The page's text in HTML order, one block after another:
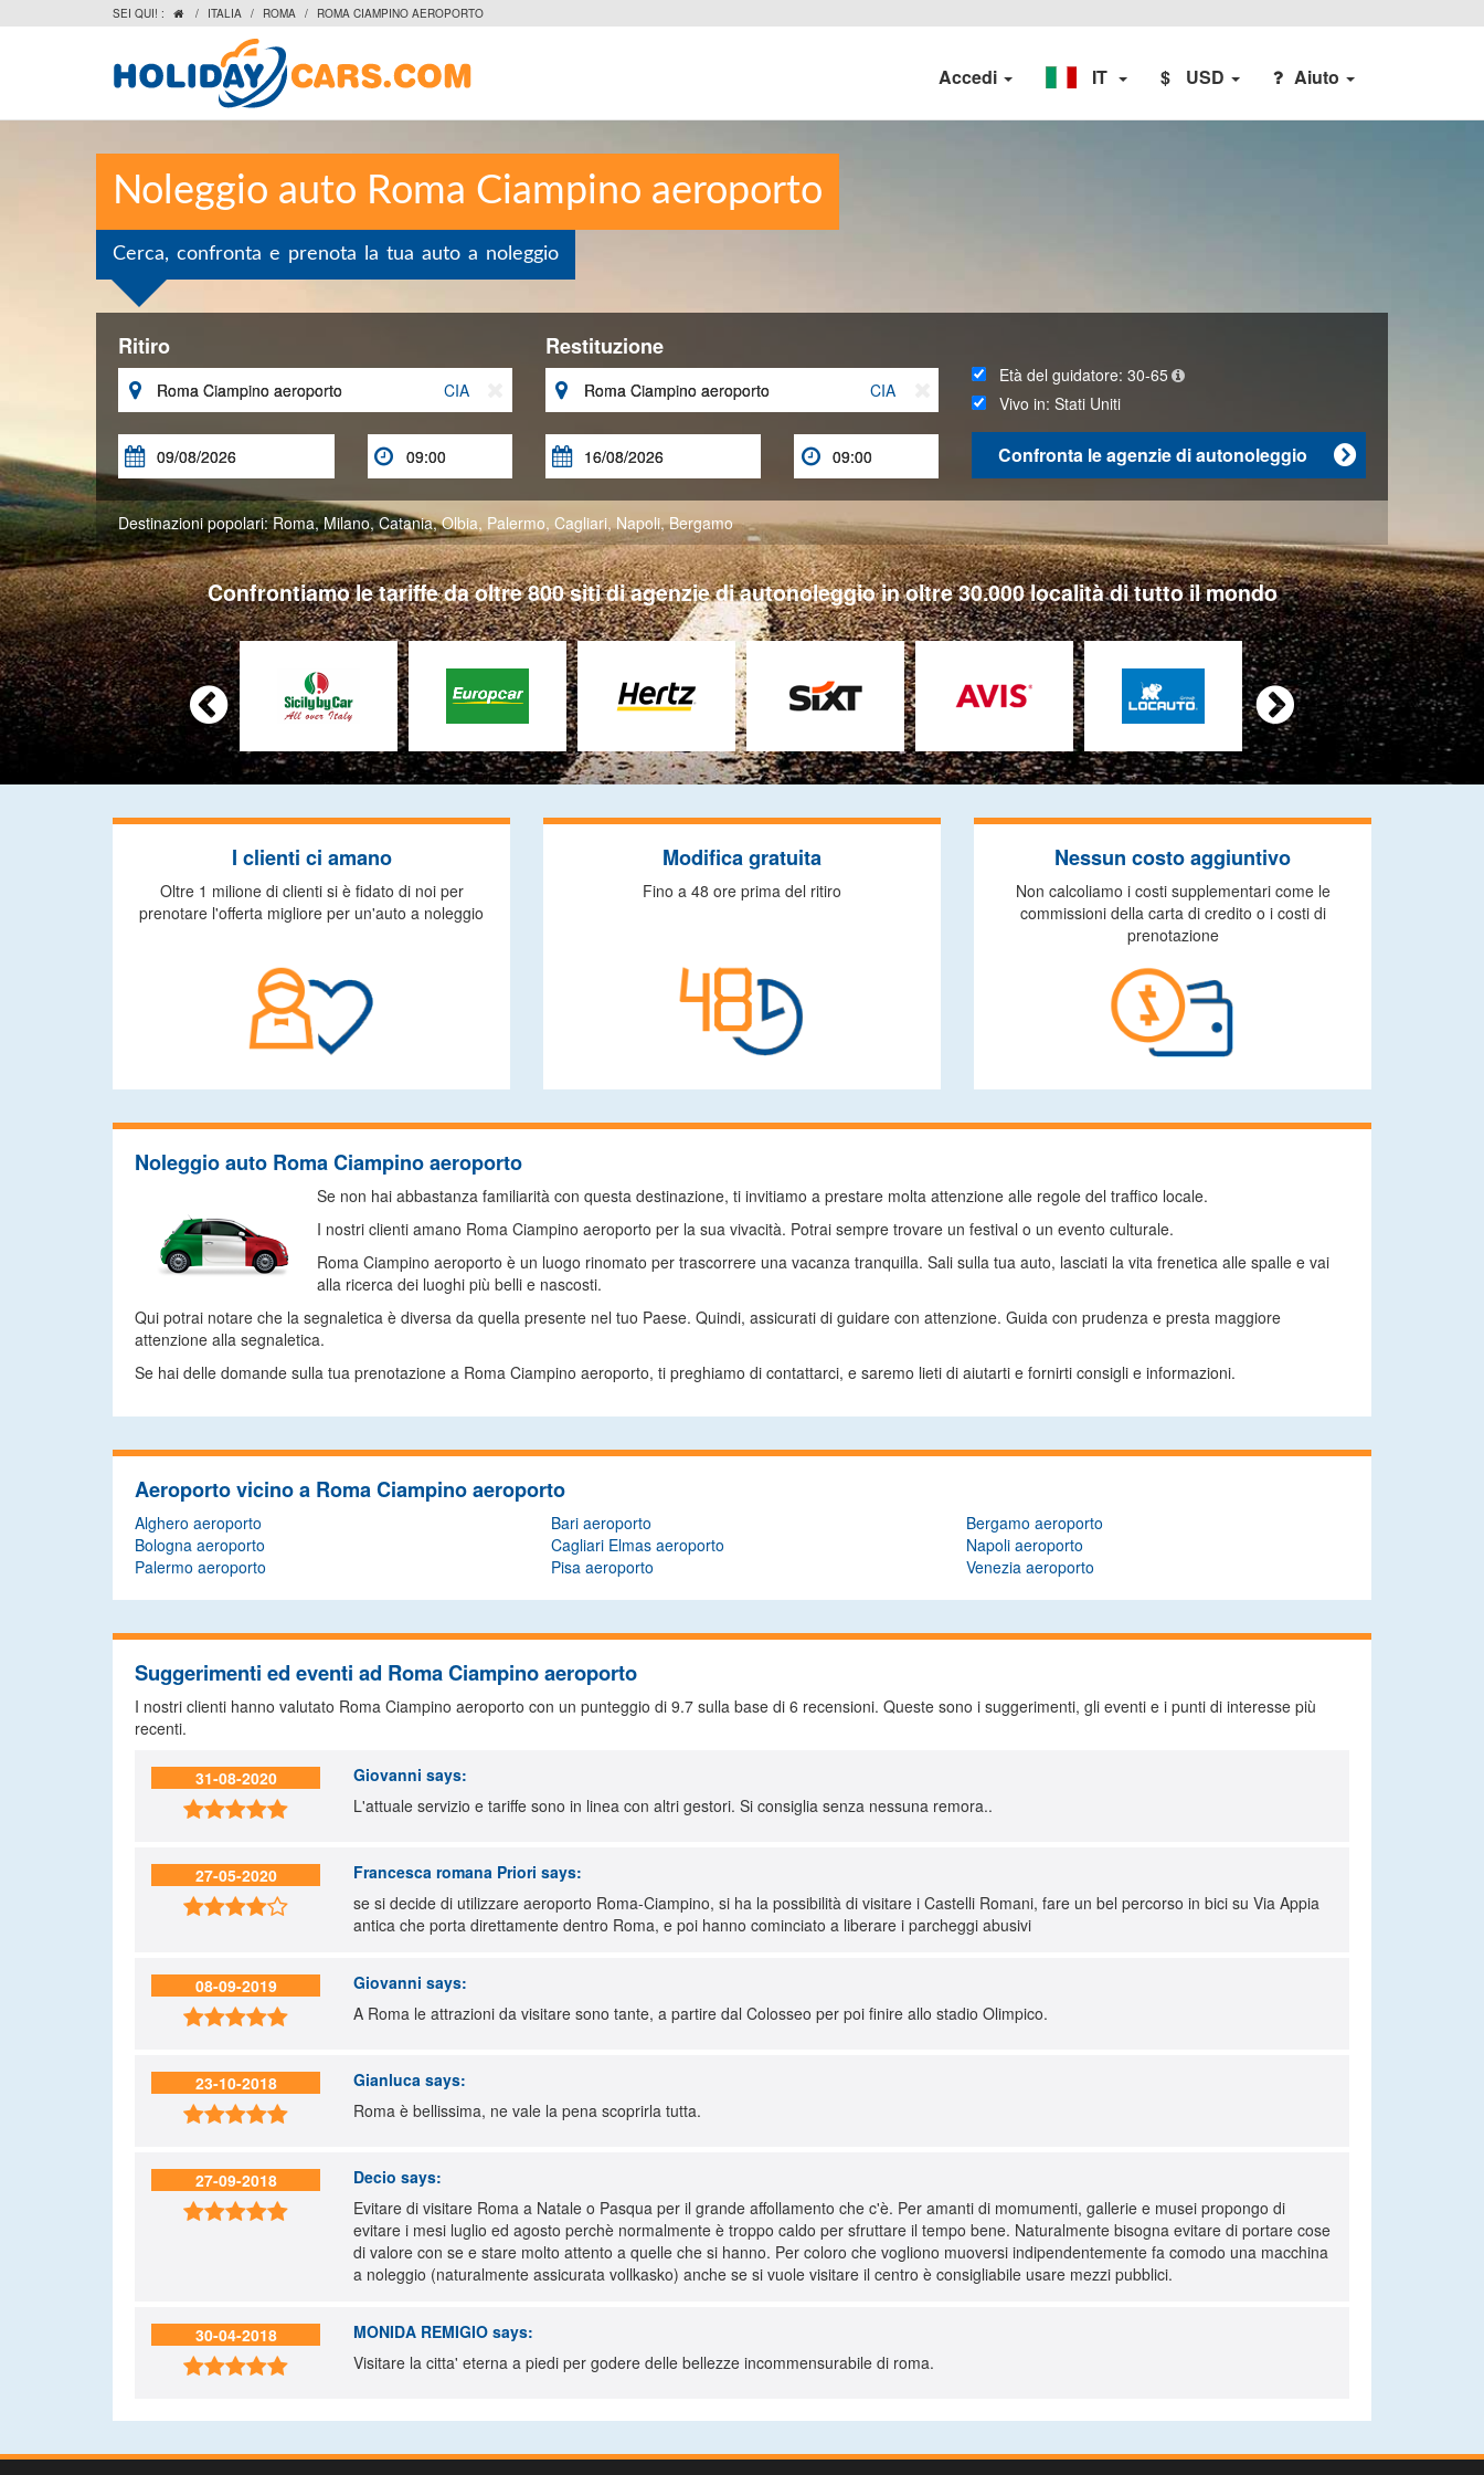
SEI QUI! :  / ITALIA / ROMA / ROMA CIAMPINO AEROPORTO
Accedi IT $ USD Aiuto
Noleggio auto Roma Ciampino aeroporto
Cerca, confronta e prenota la tua auto a noleggio
Ritiro
 CIA
 
Restituzione
 CIA
 
Età del guidatore:30-65
Vivo in:Stati Uniti

Confronta le agenzie di autonoleggio
Destinazioni popolari:Roma,Milano,Catania,Olbia, Palermo, Cagliari,Napoli,Bergamo
Confrontiamo le tariffe da oltre 800 siti di agenzie di autonoleggio in oltre 30.000 località di tutto il mondo
 
I clienti ci amano
Oltre 1 milione di clienti si è fidato di noi per
prenotare l'offerta migliore per un'auto a noleggio
Modifica gratuita
Fino a 48 ore prima del ritiro
Nessun costo aggiuntivo
Non calcoliamo i costi supplementari come le
commissioni della carta di credito o i costi di
prenotazione
Noleggio auto Roma Ciampino aeroporto
Se non hai abbastanza familiarità con questa destinazione, ti invitiamo a prestare molta attenzione alle regole del traffico locale.
I nostri clienti amano Roma Ciampino aeroporto per la sua vivacità. Potrai sempre trovare un festival o un evento culturale.
Roma Ciampino aeroporto è un luogo rinomato per trascorrere una vacanza tranquilla. Sali sulla tua auto, lasciati la vita frenetica alle spalle e vai
alla ricerca dei luoghi più belli e nascosti.
Qui potrai notare che la segnaletica è diversa da quella presente nel tuo Paese. Quindi, assicurati di guidare con attenzione. Guida con prudenza e presta maggiore
attenzione alla segnaletica.
Se hai delle domande sulla tua prenotazione a Roma Ciampino aeroporto, ti preghiamo di contattarci, e saremo lieti di aiutarti e fornirti consigli e informazioni.
Aeroporto vicino a Roma Ciampino aeroporto
Alghero aeroporto Bari aeroporto
Bergamo aeroporto
Bologna aeroporto
Cagliari Elmas aeroporto
Napoli aeroporto
Palermo aeroporto
Pisa aeroporto Venezia aeroporto
Suggerimenti ed eventi ad Roma Ciampino aeroporto
I nostri clienti hanno valutato Roma Ciampino aeroporto con un punteggio di 9.7 sulla base di 6 recensioni. Queste sono i suggerimenti, gli eventi e i punti di interesse più
recenti.
31-08-2020

Giovanni says:
L'attuale servizio e tariffe sono in linea con altri gestori. Si consiglia senza nessuna remora..
27-05-2020

Francesca romana Priori says:
se si decide di utilizzare aeroporto Roma-Ciampino, si ha la possibilità di visitare i Castelli Romani, fare un bel percorso in bici su Via Appia
antica che porta direttamente dentro Roma, e poi hanno cominciato a liberare i parcheggi abusivi
08-09-2019

Giovanni says:
A Roma le attrazioni da visitare sono tante, a partire dal Colosseo per poi finire allo stadio Olimpico.
23-10-2018

Gianluca says:
Roma è bellissima, ne vale la pena scoprirla tutta.
27-09-2018

Decio says:
Evitare di visitare Roma a Natale o Pasqua per il grande affollamento che c'è. Per amanti di momumenti, gallerie e musei propongo di
evitare i mesi luglio ed agosto perchè normalmente è troppo caldo per sfruttare il tempo bene. Naturalmente bisogna evitare di portare cose
di valore con se e stare molto attento a quelle che si hanno. Per coloro che vogliono muoversi indipendentemente fa comodo una macchina
a noleggio (naturalmente assicurata vollkasko) anche se si vuole visitare il centro è consigliabile usare mezzi pubblici.
30-04-2018

MONIDA REMIGIO says:
Visitare la citta' eterna a piedi per godere delle bellezze incommensurabile di roma.